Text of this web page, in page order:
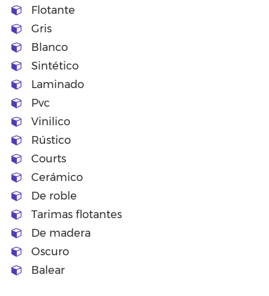
Flotante
Gris
Blanco
Sintético
Laminado
Pvc
Vinilico
Rústico
Courts
Cerámico
De roble
Tarimas flotantes
De madera
Oscuro
Balear